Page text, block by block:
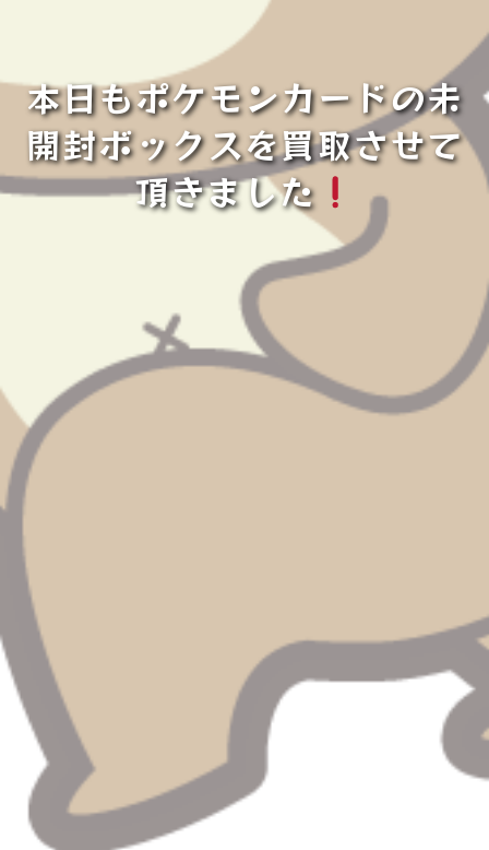
本日もポケモンカードの未
開封ボックスを買取させて
頂きました